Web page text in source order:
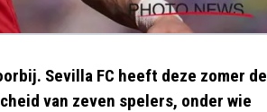
Sevilla FC heeft deze zomer de
van zeven spelers, onder wie